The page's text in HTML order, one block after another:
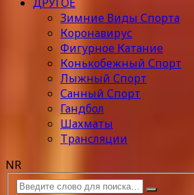
Зимние Виды Спорта
Коронавирус
Фигурное Катание
Конькобежный Спорт
Лыжный Спорт
Санный Спорт
Гандбол
Шахматы
Трансляции
NR